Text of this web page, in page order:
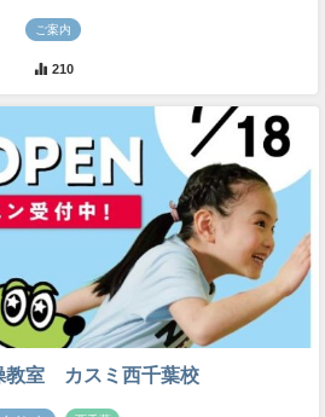
ご案内
210
教室 カスミ西千葉校